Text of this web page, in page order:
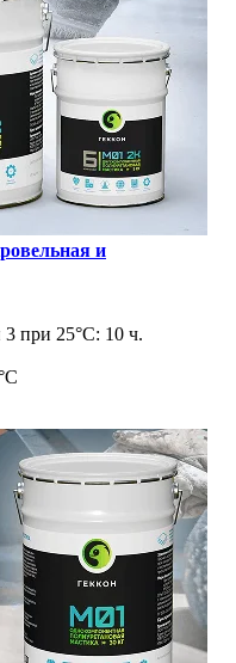
и
3 при 25°С: 10 ч.